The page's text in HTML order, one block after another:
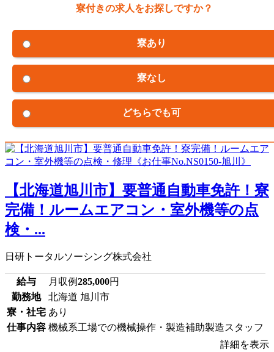
寮付きの求人をお探しですか？
寮あり
寮なし
どちらでも可
【北海道旭川市】要普通自動車免許！寮
完備！ルームエアコン・室外機等の点
検・...
日研トータルソーシング株式会社
給与 月収例285,000円
勤務地
北海道 旭川市
寮・社宅 あり
仕事内容 機械系工場での機械操作・製造補助製造スタッフ
詳細を表示